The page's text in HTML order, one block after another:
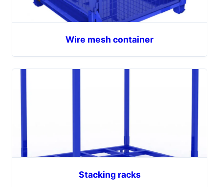
Wire mesh container
Stacking racks